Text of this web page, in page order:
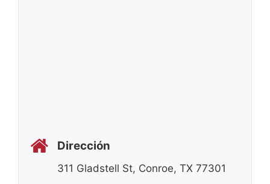
Dirección
311 Gladstell St, Conroe, TX 77301